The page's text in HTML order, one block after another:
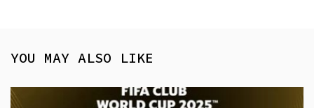
YOU MAY ALSO LIKE